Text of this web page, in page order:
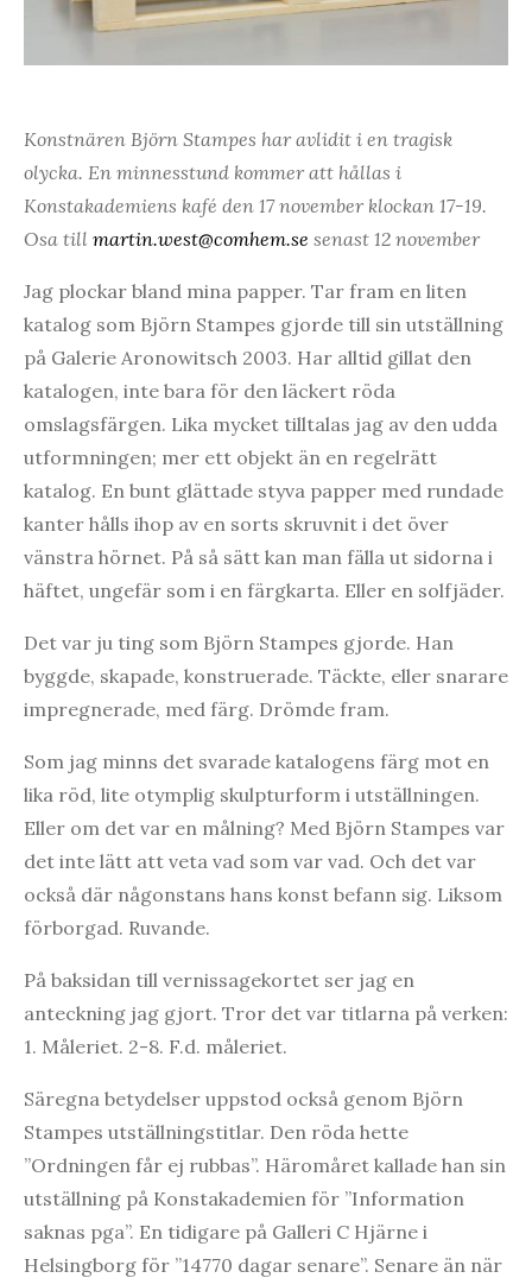
Konstnären Björn Stampes har avlidit i en tragisk
olycka. En minnesstund kommer att hållas i
Konstakademiens kafé den 17 november klockan 17-19.
Osa till martin.west@comhem.se senast 12 november
Jag plockar bland mina papper. Tar fram en liten
katalog som Björn Stampes gjorde till sin utställning
på Galerie Aronowitsch 2003. Har alltid gillat den
katalogen, inte bara för den läckert röda
omslagsfärgen. Lika mycket tilltalas jag av den udda
utformningen; mer ett objekt än en regelrätt
katalog. En bunt glättade styva papper med rundade
kanter hålls ihop av en sorts skruvnit i det över
vänstra hörnet. På så sätt kan man fälla ut sidorna i
häftet, ungefär som i en färgkarta. Eller en solfjäder.
Det var ju ting som Björn Stampes gjorde. Han
byggde, skapade, konstruerade. Täckte, eller snarare
impregnerade, med färg. Drömde fram.
Som jag minns det svarade katalogens färg mot en
lika röd, lite otymplig skulpturform i utställningen.
Eller om det var en målning? Med Björn Stampes var
det inte lätt att veta vad som var vad. Och det var
också där någonstans hans konst befann sig. Liksom
förborgad. Ruvande.
På baksidan till vernissagekortet ser jag en
anteckning jag gjort. Tror det var titlarna på verken:
1. Måleriet. 2-8. F.d. måleriet.
Säregna betydelser uppstod också genom Björn
Stampes utställningstitlar. Den röda hette
”Ordningen får ej rubbas”. Häromåret kallade han sin
utställning på Konstakademien för ”Information
saknas pga”. En tidigare på Galleri C Hjärne i
Helsingborg för ”14770 dagar senare”. Senare än när